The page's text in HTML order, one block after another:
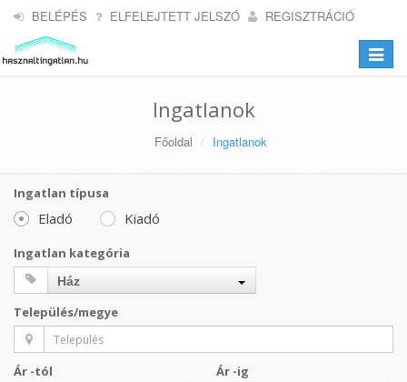
BELÉPÉS ELFELEJTETT JELSZÓ REGISZTRÁCIÓ
Toggle
Ingatlanok
Főoldal Ingatlanok
Ingatlan típusa
Eladó Kiadó
Ingatlan kategória
Ház
Település/megye
Ár -tól Ár -ig